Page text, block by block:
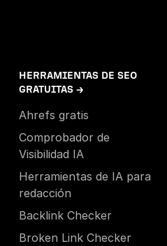
HERRAMIENTAS DE SEO
GRATUITAS →
Ahrefs gratis
Comprobador de
Visibilidad IA
Herramientas de IA para
redacción
Backlink Checker
Broken Link Checker